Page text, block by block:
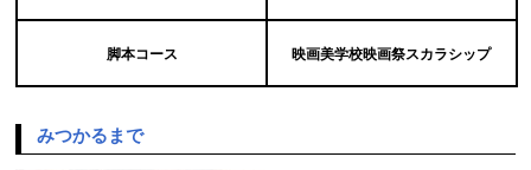
脚本コース 映画美学校映画祭スカラシップ
みつかるまで